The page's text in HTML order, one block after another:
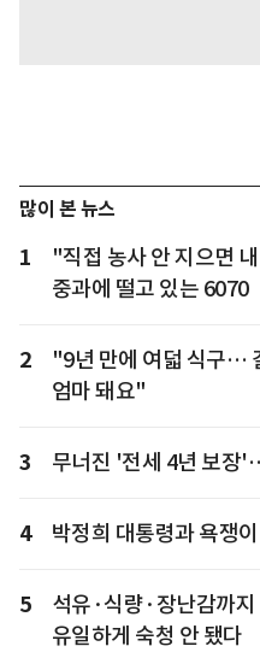
많이 본 뉴스
1
"직접 농사 안 지으면
중과에 떨고 있는 6070
2
"9년 만에 여덟 식구…
엄마 돼요"
3 무너진 '전세 4년 보장
4 박정희 대통령과 욕쟁
5
석유·식량·장난감까
유일하게 숙청 안 됐다